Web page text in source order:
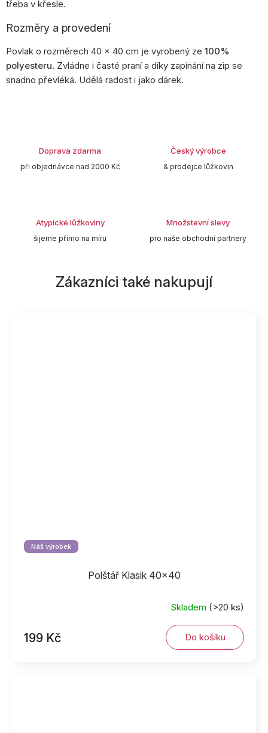
třeba v křesle.
Rozměry a provedení
Povlak o rozměrech 40 x 40 cm je vyrobený ze 100%
polyesteru. Zvládne i časté praní a díky zapínání na zip se
snadno převléká. Udělá radost i jako dárek.
Doprava zdarma
při objednávce nad 2000 Kč
Český výrobce
& prodejce lůžkovin
Atypické lůžkoviny
šijeme přímo na míru
Množstevní slevy
pro naše obchodní partnery
Zákazníci také nakupují
Náš výrobek
Polštář Klasik 40x40
Skladem (>20 ks)
199 Kč Do košíku